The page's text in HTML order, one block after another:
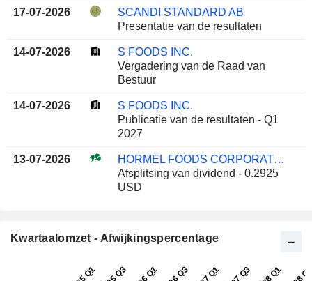
17-07-2026
SCANDI STANDARD AB
Presentatie van de resultaten
14-07-2026
S FOODS INC.
Vergadering van de Raad van
Bestuur
14-07-2026
S FOODS INC.
Publicatie van de resultaten - Q1
2027
13-07-2026
HORMEL FOODS CORPORATION
Afsplitsing van dividend - 0.2925
USD
Kwartaalomzet - Afwijkingspercentage